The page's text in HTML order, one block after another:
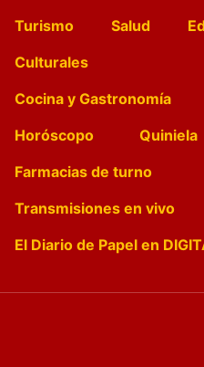
Turismo
Salud
Culturales
Cocina y Gastronomía
Horóscopo
Quiniela
Farmacias de turno
Transmisiones en vivo
El Diario de Papel en